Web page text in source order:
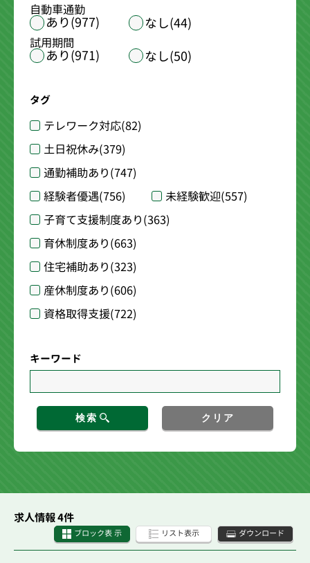
自動車通勤
あり(977) なし(44)
試用期間
あり(971) なし(50)
タグ
テレワーク対応(82)
土日祝休み(379)
通勤補助あり(747)
経験者優遇(756) 未経験歓迎(557)
子育て支援制度あり(363)
育休制度あり(663)
住宅補助あり(323)
産休制度あり(606)
資格取得支援(722)
キーワード
検索 クリア
求人情報 4件
ブロック表 示 リスト表示 ダウンロード